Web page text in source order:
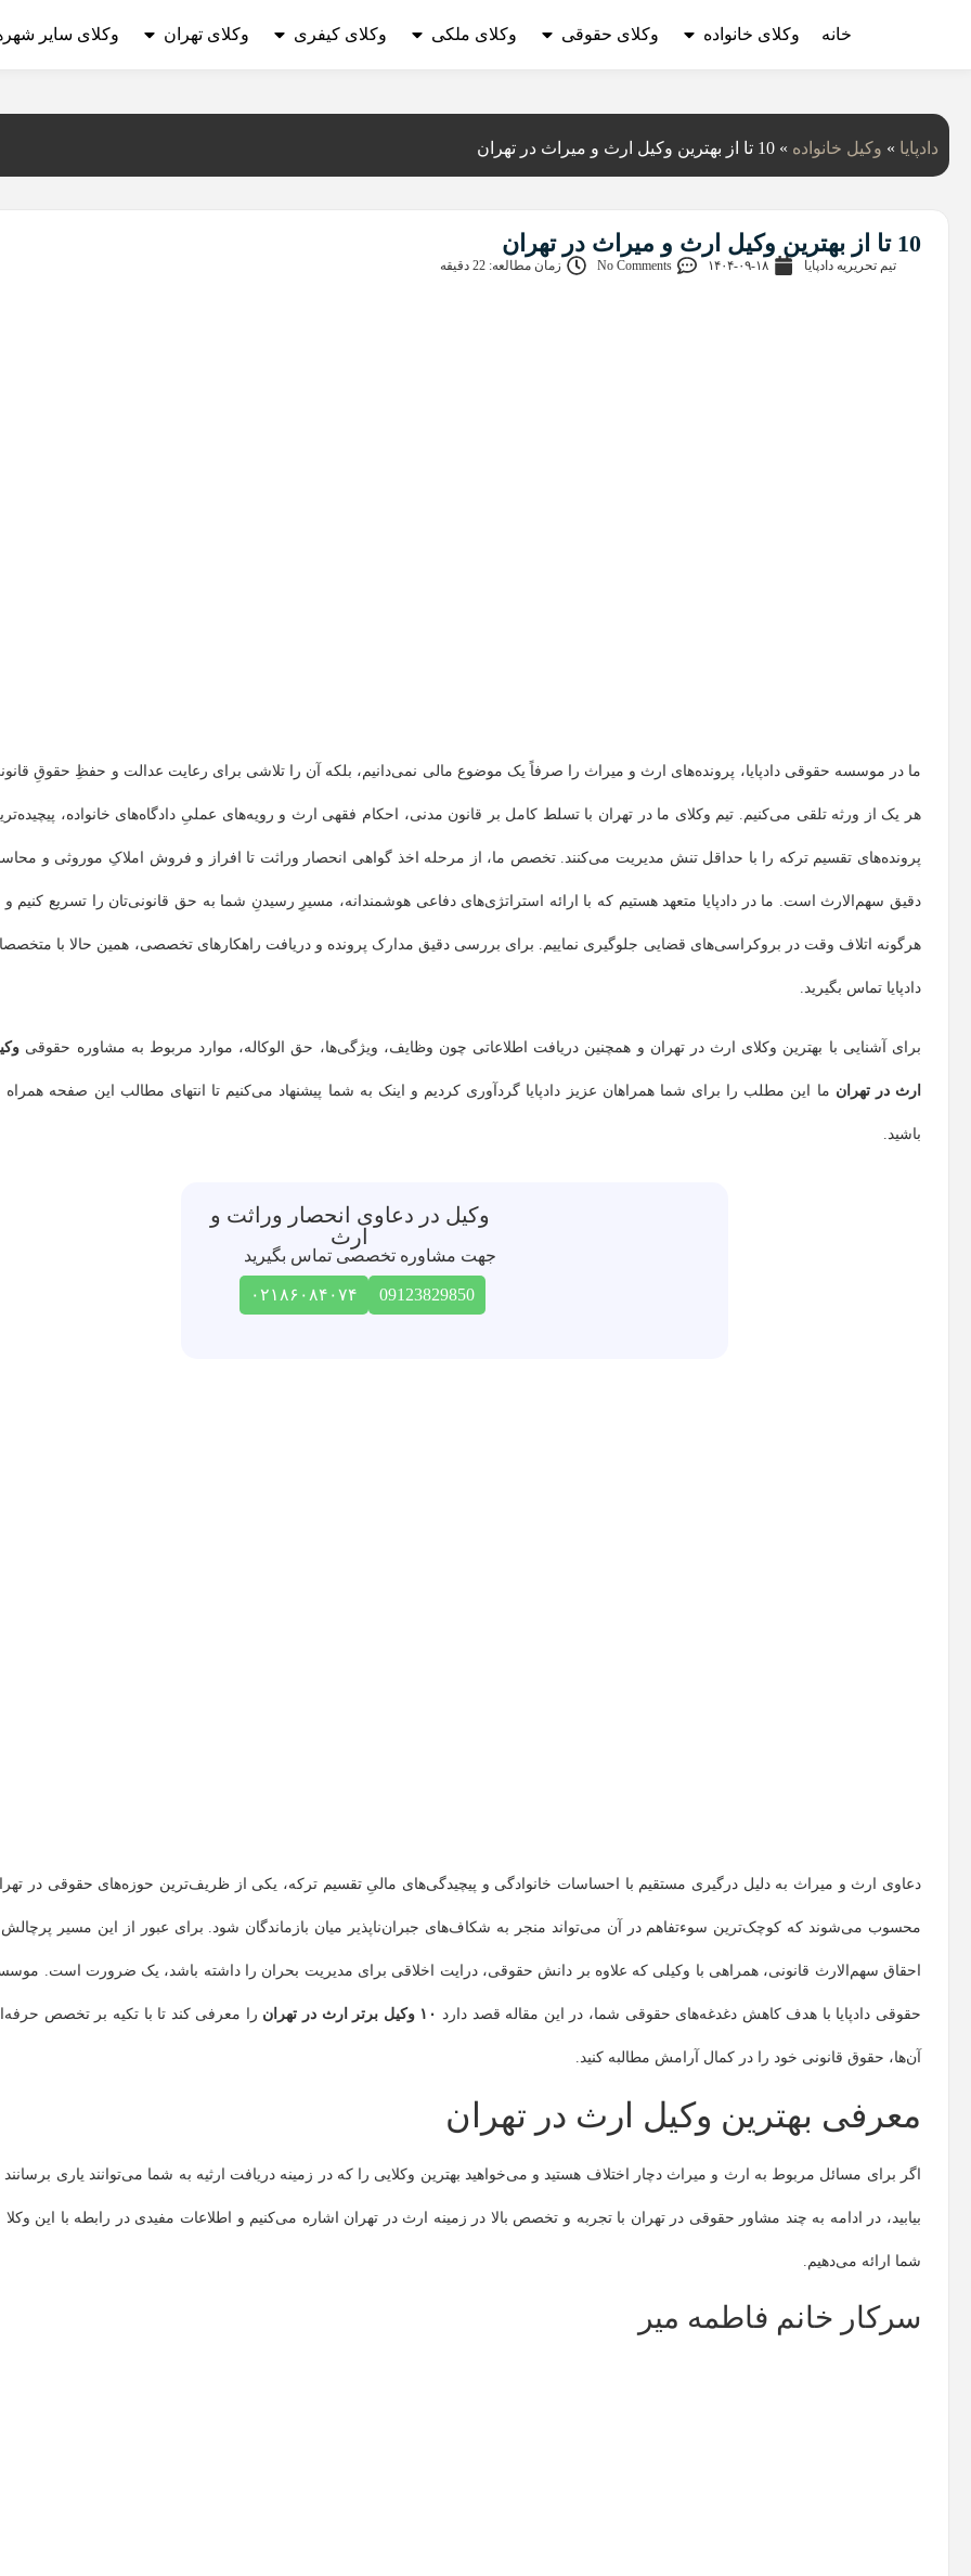
خانه وکلای خانواده وکلای حقوقی وکلای ملکی وکلای کیفری وکلای تهران وکلای سایر
دادپایا » وکیل خانواده » 10 تا از بهترین وکیل ارث و میراث در تهران
10 تا از بهترین وکیل ارث و میراث در تهران
تیم تحریریه دادپایا ۱۴۰۴-۰۹-۱۸ No Comments زمان مطالعه: 22 دقیقه
ما در موسسه حقوقی دادپایا، پرونده‌های ارث و میراث را صرفاً یک موضوع مالی نمی‌دانیم، بلکه آن را تلاشی برای رعایت عدالت و حفظِ حقوقِ
هر یک از ورثه تلقی می‌کنیم. تیم وکلای ما در تهران با تسلط کامل بر قانون مدنی، احکام فقهی ارث و رویه‌های عملیِ دادگاه‌های خانواده،
پرونده‌های تقسیم ترکه را با حداقل تنش مدیریت می‌کنند. تخصص ما، از مرحله اخذ گواهی انحصار وراثت تا افراز و فروش املاکِ موروثی و
دقیق سهم‌الارث است. ما در دادپایا متعهد هستیم که با ارائه استراتژی‌های دفاعی هوشمندانه، مسیرِ رسیدنِ شما به حق قانونی‌تان را تسریع کنیم و
هرگونه اتلاف وقت در بروکراسی‌های قضایی جلوگیری نماییم. برای بررسی دقیق مدارک پرونده و دریافت راهکارهای تخصصی، همین حالا با
دادپایا تماس بگیرید.
برای آشنایی با بهترین وکلای ارث در تهران و همچنین دریافت اطلاعاتی چون وظایف، ویژگی‌ها، حق الوکاله، موارد مربوط به مشاوره حقوقی
ارث در تهران ما این مطلب را برای شما همراهان عزیز دادپایا گردآوری کردیم و اینک به شما پیشنهاد می‌کنیم تا انتهای مطالب این صفحه همراه
باشید.
وکیل در دعاوی انحصار وراثت و
ارث
جهت مشاوره تخصصی تماس بگیرید
09123829850 ۰۲۱۸۶۰۸۴۰۷۴
دعاوی ارث و میراث به دلیل درگیری مستقیم با احساسات خانوادگی و پیچیدگی‌های مالیِ تقسیم ترکه، یکی از ظریف‌ترین حوزه‌های حقوقی در
محسوب می‌شوند که کوچک‌ترین سوءتفاهم در آن می‌تواند منجر به شکاف‌های جبران‌ناپذیر میان بازماندگان شود. برای عبور از این مسیر
احقاق سهم‌الارث قانونی، همراهی با وکیلی که علاوه بر دانش حقوقی، درایت اخلاقی برای مدیریت بحران را داشته باشد، یک ضرورت است.
حقوقی دادپایا با هدف کاهش دغدغه‌های حقوقی شما، در این مقاله قصد دارد ۱۰ وکیل برتر ارث در تهران را معرفی کند تا با تکیه بر تخصص
آن‌ها، حقوق قانونی خود را در کمال آرامش مطالبه کنید.
معرفی بهترین وکیل ارث در تهران
اگر برای مسائل مربوط به ارث و میراث دچار اختلاف هستید و می‌خواهید بهترین وکلایی را که در زمینه دریافت ارثیه به شما می‌توانند یاری برسانند
بیابید، در ادامه به چند مشاور حقوقی در تهران با تجربه و تخصص بالا در زمینه ارث در تهران اشاره می‌کنیم و اطلاعات مفیدی در رابطه با این وکلا
شما ارائه می‌دهیم.
سرکار خانم فاطمه میر